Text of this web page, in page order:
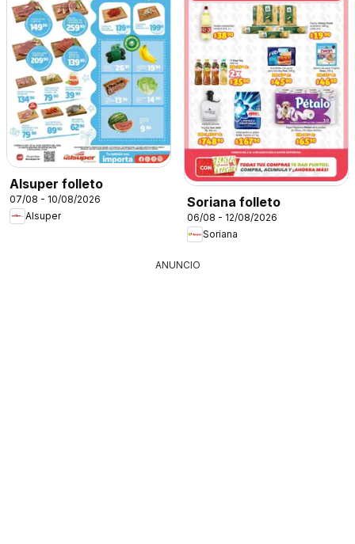
Alsuper folleto
07/08 - 10/08/2026
Alsuper
Soriana folleto
06/08 - 12/08/2026
Soriana
ANUNCIO